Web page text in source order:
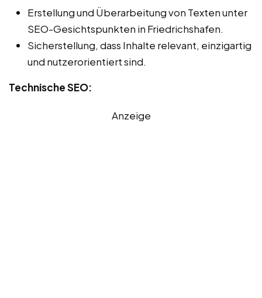
Erstellung und Überarbeitung von Texten unter
SEO-Gesichtspunkten in Friedrichshafen.
Sicherstellung, dass Inhalte relevant, einzigartig
und nutzerorientiert sind.
Technische SEO:
Anzeige